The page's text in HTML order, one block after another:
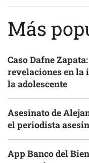
Más
Caso Dafne
revelaciones en la
la adolescente
Asesinato de
el periodista
App Banco del